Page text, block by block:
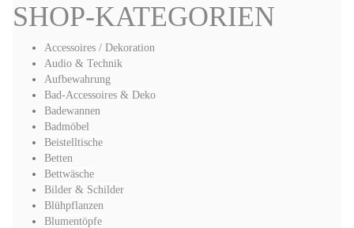
SHOP-KATEGORIEN
Accessoires / Dekoration
Audio & Technik
Aufbewahrung
Bad-Accessoires & Deko
Badewannen
Badmöbel
Beistelltische
Betten
Bettwäsche
Bilder & Schilder
Blühpflanzen
Blumentöpfe